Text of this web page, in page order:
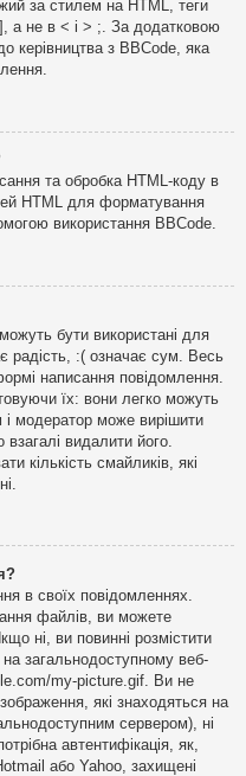
за стилем на HTML, теги
а не в < і > ;. За додатковою
керівництва з BBCode, яка
та обробка HTML-коду в
HTML для форматування
використання BBCode.
бути використані для
радість, :( означає сум. Весь
написання повідомлення.
їх: вони легко можуть
і модератор може вирішити
видалити його.
кількість смайликів, які
в своїх повідомленнях.
файлів, ви можете
ні, ви повинні розмістити
загальнодоступному веб-
my-picture.gif. Ви не
які знаходяться на
сервером), ні
автентифікація, як,
або Yahoo, захищені